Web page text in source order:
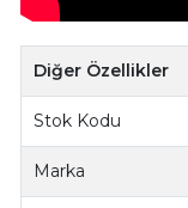
Diğer Özellikler
Stok Kodu
Marka